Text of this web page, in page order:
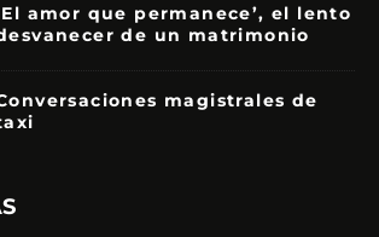
amor que permanece’, el lento
de un matrimonio
magistrales de